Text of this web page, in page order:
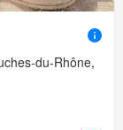
du-Rhône,